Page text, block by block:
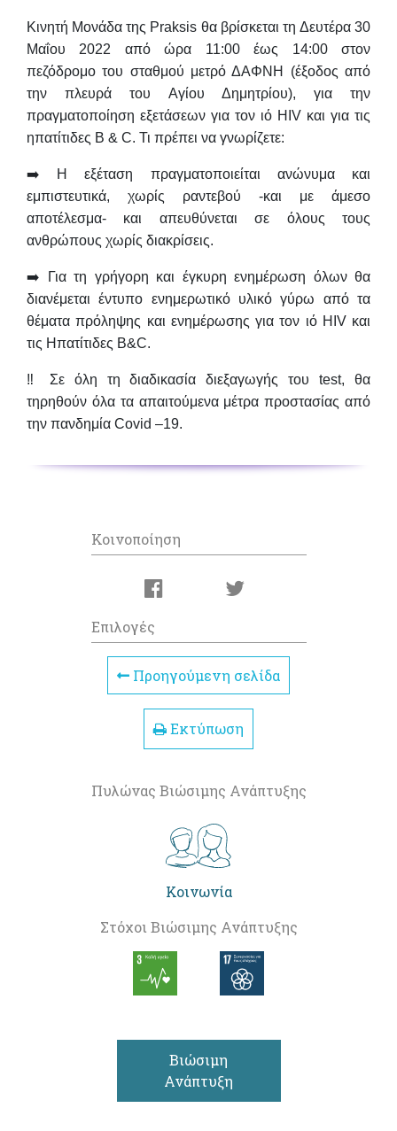
Κινητή Μονάδα της Praksis θα βρίσκεται τη Δευτέρα 30
Μαΐου 2022 από ώρα 11:00 έως 14:00 στον
πεζόδρομο του σταθμού μετρό ΔΑΦΝΗ
(έξοδος από
την πλευρά του Αγίου Δημητρίου), για την
πραγματοποίηση εξετάσεων για τον ιό HIV και για τις
ηπατίτιδες B & C. Τι πρέπει να γνωρίζετε:
➡️ Η εξέταση πραγματοποιείται ανώνυμα και
εμπιστευτικά, χωρίς ραντεβού -και με άμεσο
αποτέλεσμα- και απευθύνεται σε όλους τους
ανθρώπους χωρίς διακρίσεις.
➡️ Για τη γρήγορη και έγκυρη ενημέρωση όλων θα
διανέμεται έντυπο ενημερωτικό υλικό γύρω από τα
θέματα πρόληψης και ενημέρωσης για τον ιό HIV και
τις Ηπατίτιδες B&C.
‼ Σε όλη τη διαδικασία διεξαγωγής του test, θα
τηρηθούν όλα τα απαιτούμενα μέτρα προστασίας από
την πανδημία Covid –19.
Κοινοποίηση
Επιλογές
Προηγούμενη σελίδα
Εκτύπωση
Πυλώνας Βιώσιμης Ανάπτυξης
Κοινωνία
Στόχοι Βιώσιμης Ανάπτυξης
Βιώσιμη
Ανάπτυξη